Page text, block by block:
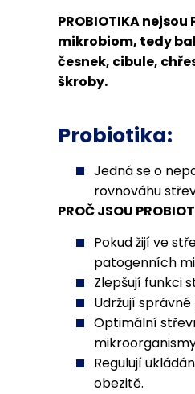
PROBIOTIKA
mikrobiom, tedy
česnek, cibule,
škroby.
Probiotika:
Jedná se o
rovnováhu
PROČ JSOU
Pokud žijí ve
patogenních
Zlepšují funkci
Udržují
Optimální
Regulují
obezitě.